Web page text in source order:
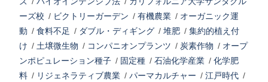
ーズ校 / ビクトリーガーデン / 有機農業 / オーガニック運
動 / 食料不足 / ダブル・ディギング / 堆肥 / 集約的植え付
け / 土壌微生物 / コンパニオンプランツ / 炭素作物 / オープ
ンポピュレーション種子 / 固定種 / 石油化学産業 / 化学肥
料 / リジェネラティブ農業 / パーマカルチャー / 江戸時代 /